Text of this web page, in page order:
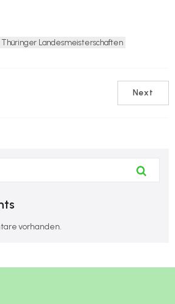
Thüringer Landesmeisterschaften
Next
vorhanden.